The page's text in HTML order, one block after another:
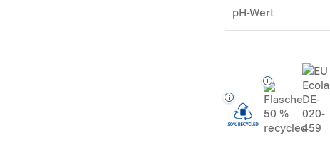
pH-Wert